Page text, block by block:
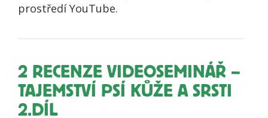
prostředí YouTube.
2 RECENZE VIDEOSEMINÁŘ –
TAJEMSTVÍ PSÍ KŮŽE A SRSTI
2.DÍL